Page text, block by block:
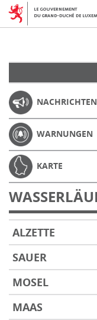
NACHRICHTEN
WARNUNGEN
KARTE
ALZETTE
SAUER
MOSEL
MAAS